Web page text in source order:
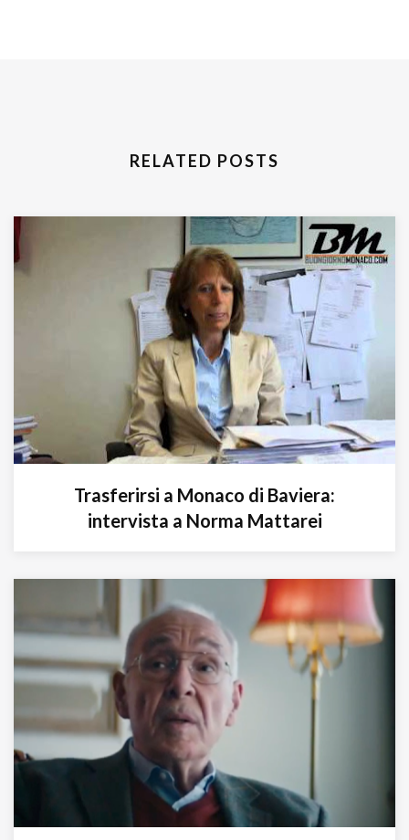
RELATED POSTS
Trasferirsi a Monaco di Baviera:
intervista a Norma Mattarei